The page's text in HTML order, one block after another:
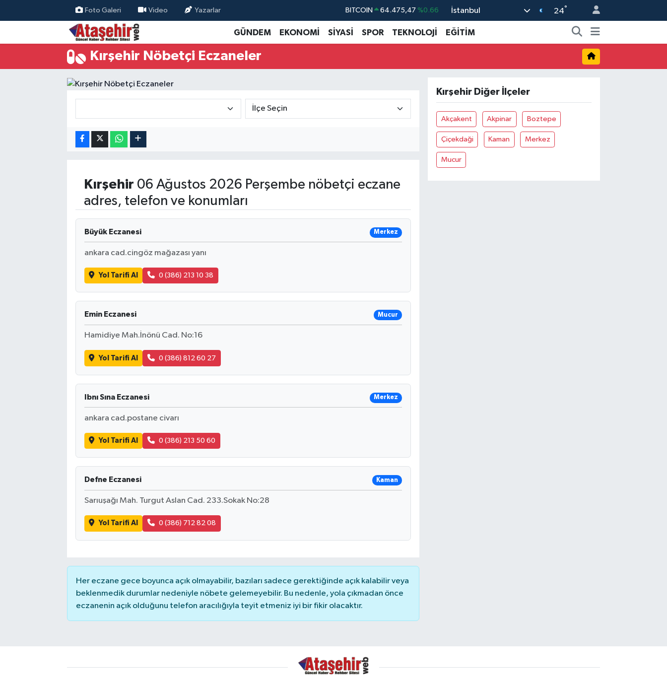
Foto Galeri Video Yazarlar BITCOIN 64.475,47 %0.66
DOLAR 47,5971 %0.05
EURO 55,1336 %0.18
BİST100 13.703
İstanbul 24°
GÜNDEM EKONOMİ SİYASİ SPOR TEKNOLOJİ EĞİTİM
Kırşehir Nöbetçi Eczaneler
Kırşehir 06 Ağustos 2026 Perşembe nöbetçi eczane
adres, telefon ve konumları
Büyük Eczanesi Merkez
ankara cad.cingöz mağazası yanı
Yol Tarifi Al 0 (386) 213 10 38
Emin Eczanesi Mucur
Hamidiye Mah.İnönü Cad. No:16
Yol Tarifi Al 0 (386) 812 60 27
Ibnı Sına Eczanesi Merkez
ankara cad.postane civarı
Yol Tarifi Al 0 (386) 213 50 60
Defne Eczanesi Kaman
Sarıuşağı Mah. Turgut Aslan Cad. 233.Sokak No:28
Yol Tarifi Al 0 (386) 712 82 08
Her eczane gece boyunca açık olmayabilir, bazıları sadece gerektiğinde açık kalabilir veya
beklenmedik durumlar nedeniyle nöbete gelemeyebilir. Bu nedenle, yola çıkmadan önce
eczanenin açık olduğunu telefon aracılığıyla teyit etmeniz iyi bir fikir olacaktır.
Kırşehir Diğer İlçeler
Akçakent Akpinar Boztepe
Çiçekdaği Kaman Merkez
Mucur
Hava Durumu
Trafik Durumu
Süper Lig Puan Durumu ve Fikstür
Son Dakika Haberleri